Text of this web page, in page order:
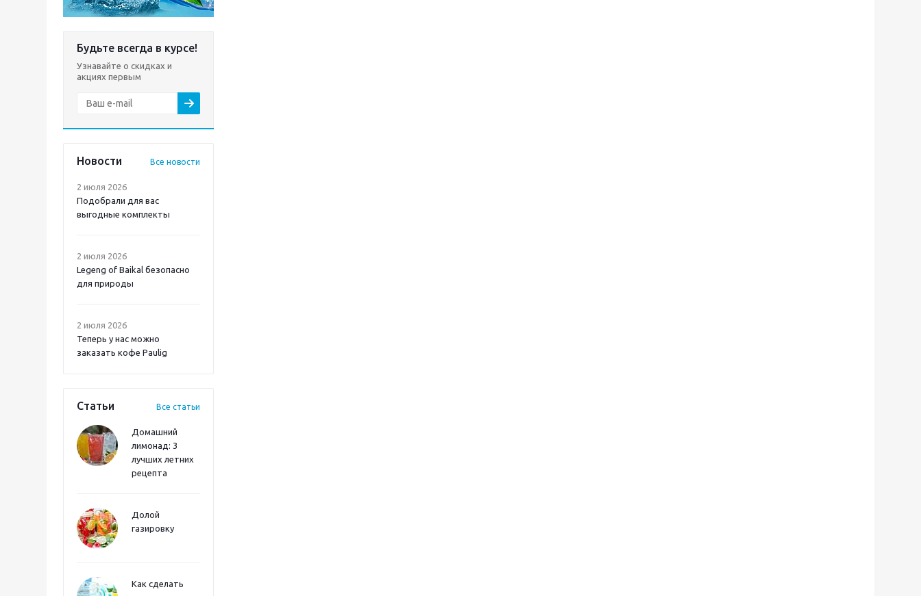
Будьте всегда в курсе!
Узнавайте о скидках и
акциях первым
Новости Все новости
2 июля 2026
Подобрали для вас
выгодные комплекты
2 июля 2026
Legeng of Baikal безопасно
для природы
2 июля 2026
Теперь у нас можно
заказать кофе Paulig
Статьи Все статьи
Домашний
лимонад: 3
лучших летних
рецепта
Долой
газировку
Как сделать